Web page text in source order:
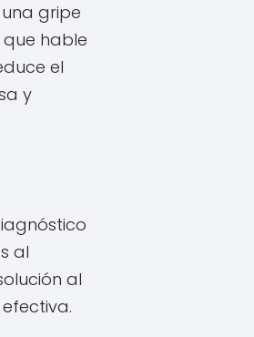
gripe
hable
el
y
al
al